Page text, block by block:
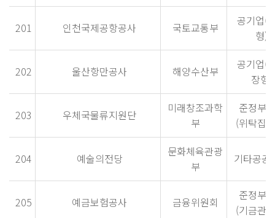
201 인천국제공항공사 국토교통부
공기업(
형)
202 울산항만공사 해양수산부
공기업(
장형)
203 우체국물류지원단
미래창조과학
부
준정부
(위탁집
204 예술의전당
문화체육관광
부
기타공공
205 예금보험공사 금융위원회
준정부
(기금관